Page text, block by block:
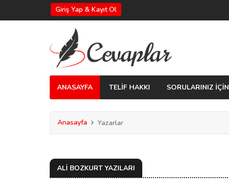
Giriş Yap & Kayıt Ol
ANASAYFA TELİF HAKKI SORULARINIZ İÇİN
Anasayfa Yazarlar
ALI BOZKURT YAZILARI